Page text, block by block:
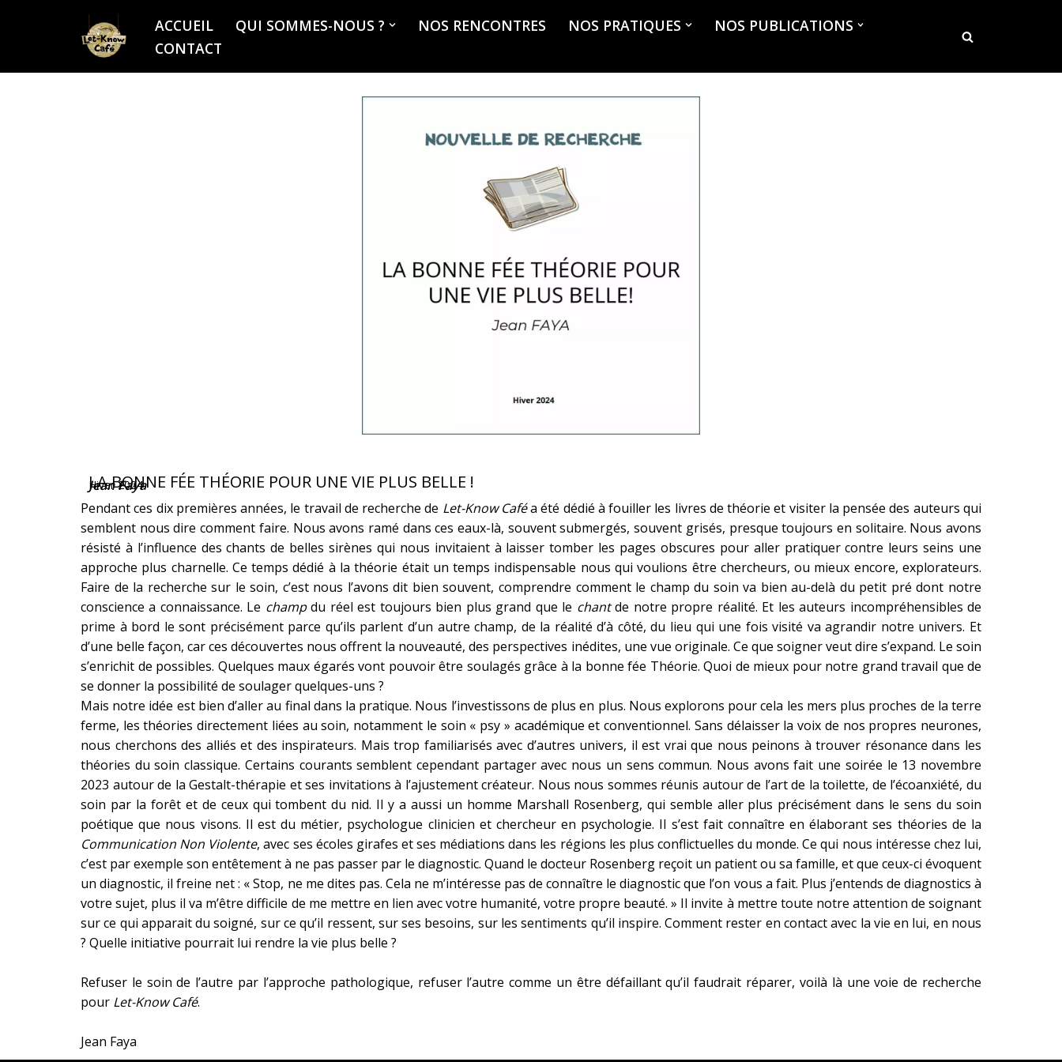
ACCUEIL QUI SOMMES-NOUS ? NOS RENCONTRES NOS PRATIQUES
NOS PUBLICATIONS
CONTACT
LA BONNE FÉE THÉORIE POUR UNE VIE PLUS BELLE !
Jean Faya
Hiver 2024
Pendant ces dix premières années, le travail de recherche de Let-Know Caféa été dédié à fouiller les livres de théorie et visiter la pensée des auteurs qui
semblent nous dire comment faire. Nous avons ramé dans ces eaux-là, souvent submergés, souvent grisés, presque toujours en solitaire. Nous avons
résisté à l’influence des chants de belles sirènes qui nous invitaient à laisser tomber les pages obscures pour aller pratiquer contre leurs seins une
approche plus charnelle. Ce temps dédié à la théorie était un temps indispensable nous qui voulions être chercheurs, ou mieux encore, explorateurs.
Faire de la recherche sur le soin, c’est nous l’avons dit bien souvent, comprendre comment le champ du soin va bien au-delà du petit pré dont notre
conscience a connaissance. Le champdu réel est toujours bien plus grand que le chantde notre propre réalité. Et les auteurs incompréhensibles de
prime à bord le sont précisément parce qu’ils parlent d’un autre champ, de la réalité d’à côté, du lieu qui une fois visité va agrandir notre univers. Et
d’une belle façon, car ces découvertes nous offrent la nouveauté, des perspectives inédites, une vue originale. Ce que soigner veut dire s’expand. Le soin
s’enrichit de possibles. Quelques maux égarés vont pouvoir être soulagés grâce à la bonne fée Théorie. Quoi de mieux pour notre grand travail que de
se donner la possibilité de soulager quelques-uns ?
Mais notre idée est bien d’aller au final dans la pratique. Nous l’investissons de plus en plus. Nous explorons pour cela les mers plus proches de la terre
ferme, les théories directement liées au soin, notamment le soin « psy » académique et conventionnel. Sans délaisser la voix de nos propres neurones,
nous cherchons des alliés et des inspirateurs. Mais trop familiarisés avec d’autres univers, il est vrai que nous peinons à trouver résonance dans les
théories du soin classique. Certains courants semblent cependant partager avec nous un sens commun. Nous avons fait une soirée le 13 novembre
2023 autour de la Gestalt-thérapie et ses invitations à l’ajustement créateur. Nous nous sommes réunis autour de l’art de la toilette, de l’écoanxiété, du
soin par la forêt et de ceux qui tombent du nid. Il y a aussi un homme Marshall Rosenberg, qui semble aller plus précisément dans le sens du soin
poétique que nous visons. Il est du métier, psychologue clinicien et chercheur en psychologie. Il s’est fait connaître en élaborant ses théories de la
Communication Non Violente, avec ses écoles girafes et ses médiations dans les régions les plus conflictuelles du monde. Ce qui nous intéresse chez lui,
c’est par exemple son entêtement à ne pas passer par le diagnostic. Quand le docteur Rosenberg reçoit un patient ou sa famille, et que ceux-ci évoquent
un diagnostic, il freine net : « Stop, ne me dites pas. Cela ne m’intéresse pas de connaître le diagnostic que l’on vous a fait. Plus j’entends de diagnostics à
votre sujet, plus il va m’être difficile de me mettre en lien avec votre humanité, votre propre beauté. » Il invite à mettre toute notre attention de soignant
sur ce qui apparait du soigné, sur ce qu’il ressent, sur ses besoins, sur les sentiments qu’il inspire. Comment rester en contact avec la vie en lui, en nous
? Quelle initiative pourrait lui rendre la vie plus belle ?
Refuser le soin de l’autre par l’approche pathologique, refuser l’autre comme un être défaillant qu’il faudrait réparer, voilà là une voie de recherche
pour Let-Know Café.
Jean Faya